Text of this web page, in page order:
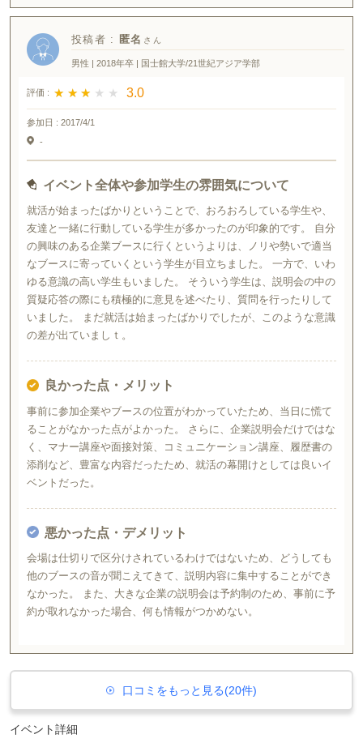
投稿者 : 匿名
男性 | 2018年卒 | 国士館大学/21世紀アジア学部
評価 : ★ ★ ★ ★ ★
★ ★ ★ ★ ★ 3.0
参加日 : 2017/4/1
-
イベント全体や参加学生の雰囲気について
就活が始まったばかりということで、おろおろしている学生や、
友達と一緒に行動している学生が多かったのが印象的です。 自分
の興味のある企業ブースに行くというよりは、ノリや勢いで適当
なブースに寄っていくという学生が目立ちました。 一方で、いわ
ゆる意識の高い学生もいました。 そういう学生は、説明会の中の
質疑応答の際にも積極的に意見を述べたり、質問を行ったりして
いました。 まだ就活は始まったばかりでしたが、このような意識
の差が出ていましｔ。
良かった点・メリット
事前に参加企業やブースの位置がわかっていたため、当日に慌て
ることがなかった点がよかった。 さらに、企業説明会だけではな
く、マナー講座や面接対策、コミュニケーション講座、履歴書の
添削など、豊富な内容だったため、就活の幕開けとしては良いイ
ベントだった。
悪かった点・デメリット
会場は仕切りで区分けされているわけではないため、どうしても
他のブースの音が聞こえてきて、説明内容に集中することができ
なかった。 また、大きな企業の説明会は予約制のため、事前に予
約が取れなかった場合、何も情報がつかめない。
口コミをもっと見る(20件)
イベント詳細